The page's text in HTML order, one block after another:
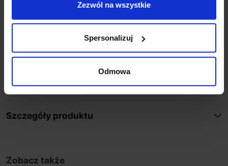
Zezwól na wszystkie
Spersonalizuj
Odmowa
suficie. W zimie więc możesz zmniejszyć termostat na
grzejnikach i dzięki temu zaoszczędzić na
ogrzewaniu. Cicha praca, niebanalny wygląd oraz kilka
prędkości obrotu łopatek powodują, że wentylator jest
nieprzeszkadzającym, efektywnym oraz efektownym
urządzeniem AGD, które powinno się znaleźć w
każdym gospodarstwie domowym.
Szczegóły produktu
Zobacz także